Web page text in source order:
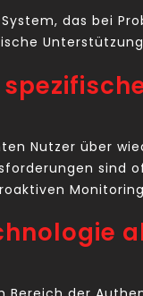
das bei
Nutzer über
sind